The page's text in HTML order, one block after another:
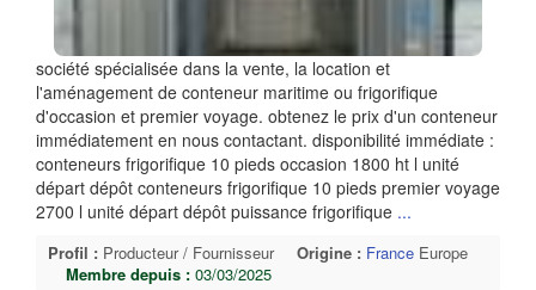
société spécialisée dans la vente, la location et
l'aménagement de conteneur maritime ou frigorifique
d'occasion et premier voyage. obtenez le prix d'un conteneur
immédiatement en nous contactant. disponibilité immédiate :
conteneurs frigorifique 10 pieds occasion 1800 ht l unité
départ dépôt conteneurs frigorifique 10 pieds premier voyage
2700 l unité départ dépôt puissance frigorifique ...
Profil : Producteur / Fournisseur Origine : France Europe
Membre depuis : 03/03/2025